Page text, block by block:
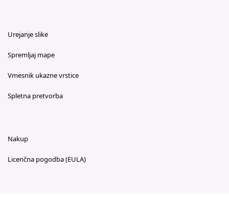
Urejanje slike
Spremljaj mape
Vmesnik ukazne vrstice
Spletna pretvorba
Nakup
Licenčna pogodba (EULA)